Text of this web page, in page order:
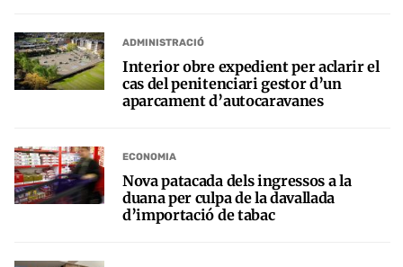
ADMINISTRACIÓ
Interior obre expedient per aclarir el
cas del penitenciari gestor d’un
aparcament d’autocaravanes
ECONOMIA
Nova patacada dels ingressos a la
duana per culpa de la davallada
d’importació de tabac